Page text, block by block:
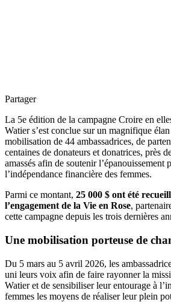
Partager
La 5e édition de la campagne Croire en
Watier s’est conclue sur un magnifique
mobilisation de 44 ambassadrices, de
centaines de donateurs et donatrices, près
amassés afin de soutenir l’épanouissement
l’indépendance financière des femmes.
Parmi ce montant, 25 000 $ ont été
l’engagement de la Vie en Rose,
cette campagne depuis les trois dernières
Une mobilisation porteuse de
Du 5 mars au 5 avril 2026, les
uni leurs voix afin de faire rayonner la
Watier et de sensibiliser leur entourage à
femmes les moyens de réaliser leur plein